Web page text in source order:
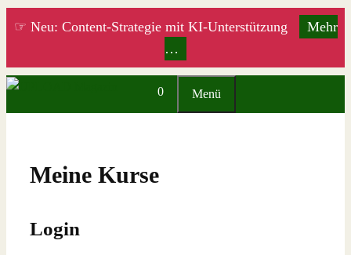
Zum
☞ Neu: Content-Strategie mit KI-Unterstützung
Mehr
…
0 Menü
Meine Kurse
Login